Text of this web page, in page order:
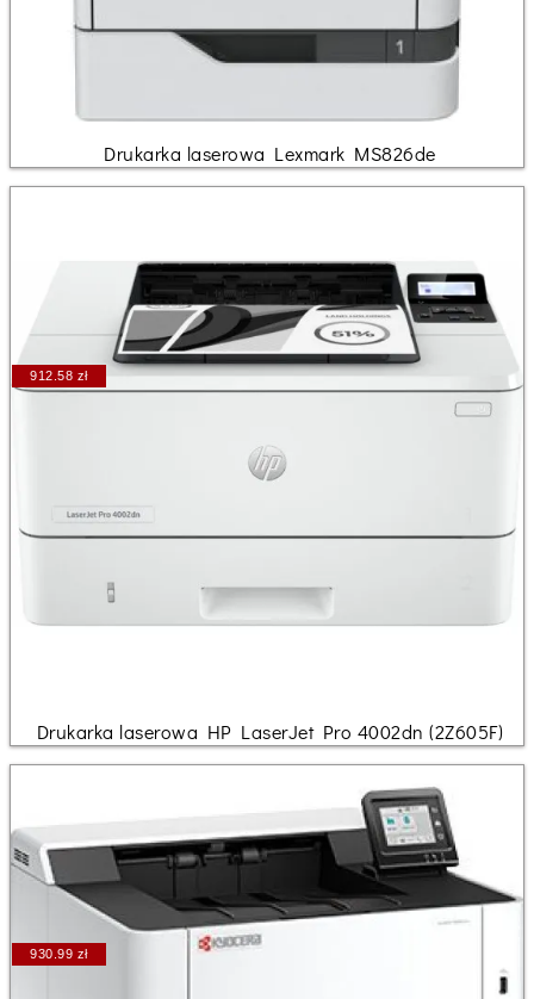
Drukarka laserowa Lexmark MS826de
912.58 zł
Drukarka laserowa HP LaserJet Pro 4002dn (2Z605F)
930.99 zł